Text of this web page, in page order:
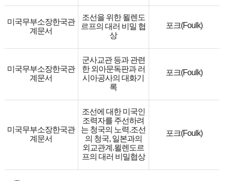
미국무부소장한국관
계문서
조선을 위한 묄렌도
르프의 대러 비밀 협
상
포크(Foulk)
미국무부소장한국관
계문서
군사교관 등과 관련
한 외아문독판과 러
시아공사의 대화기
록
포크(Foulk)
미국무부소장한국관
계문서
조선에 대한 미국인
조력자를 주선하려
는 청국의 노력.조선
의 청국, 일본과의
외교관계.묄렌도르
프의 대러 비밀협상
포크(Foulk)